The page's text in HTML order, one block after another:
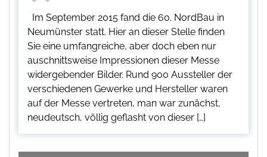
Im September 2015 fand die 60. NordBau in
Neumünster statt. Hier an dieser Stelle finden
Sie eine umfangreiche, aber doch eben nur
auschnittsweise Impressionen dieser Messe
widergebender Bilder. Rund 900 Aussteller der
verschiedenen Gewerke und Hersteller waren
auf der Messe vertreten, man war zunächst,
neudeutsch, völlig geflasht von dieser […]